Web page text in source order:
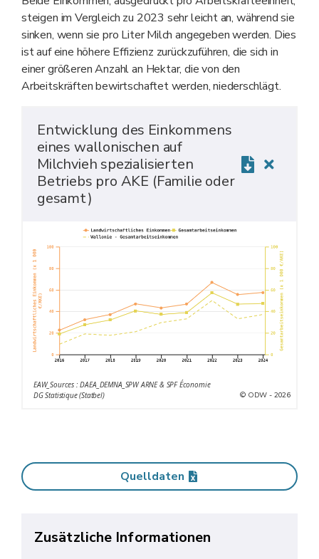
steigen im Vergleich zu 2023 sehr leicht an, während sie
sinken, wenn sie pro Liter Milch angegeben werden. Dies
ist auf eine höhere Effizienz zurückzuführen, die sich in
einer größeren Anzahl an Hektar, die von den
Arbeitskräften bewirtschaftet werden, niederschlägt.
Entwicklung des Einkommens
eines wallonischen auf
Milchvieh spezialisierten
Betriebs pro AKE (Familie oder
gesamt)
EAW_Sources : DAEA_DEMNA_SPW ARNE & SPF Économie
DG Statistique (Statbel)
© ODW - 2026
Quelldaten
Zusätzliche Informationen